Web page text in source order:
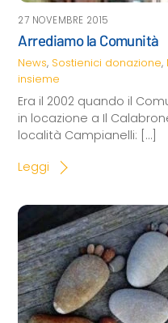
27 NOVEMBRE 2015
Arrediamo la Comunità
News, Sostienici donazione,
insieme
Era il 2002 quando il
in locazione a Il
località Campianelli: […]
Leggi